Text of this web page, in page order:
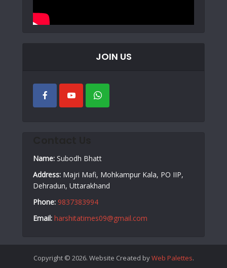
JOIN US
Name: Subodh Bhatt
Address: Majri Mafi, Mohkampur Kala, PO IIP,
Dehradun, Uttarakhand
Phone: 9837383994
Email: harshitatimes09@gmail.com
Copyright © 2026. Website Created byWeb Palettes.